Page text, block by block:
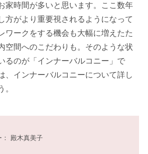
家時間が多いと思います。ここ数年
方がより重要視されるようになって
ワークをする機会も大幅に増えたた
空間へのこだわりも。そのような状
るのが「インナーバルコニー」で
、インナーバルコニーについて詳し
。
： 殿木真美子